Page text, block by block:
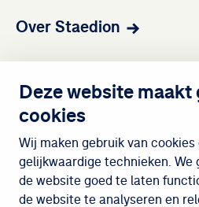
Deze website maakt
cookies
Wij maken gebruik van cookies
gelijkwaardige technieken. We
de website goed te laten
de website te analyseren en
Over Staedion
Wijken
Meedoen